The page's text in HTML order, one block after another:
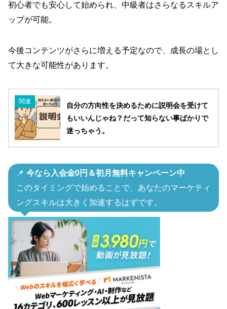
初心者でも安心して始められ、中級者はさらなるスキルア
ップが可能。
今後コンテンツがさらに増える予定なので、成長の場とし
て大きな可能性があります。
関連
自分の方向性を決めるために説明会を受けて
もいいんじゃね？だって知らない事ばかりで
迷っちゃう。
📌 今なら入会金0円＆初月無料キャンペーン中
このタイミングで始めることで、あなたのマーケティ
ングスキルは大きく加速するはずです。